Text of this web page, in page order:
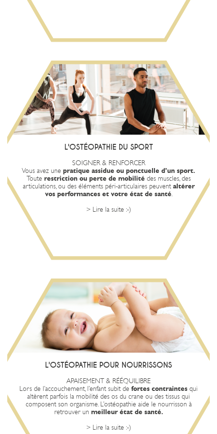
L'OSTÉOPATHIE DU SPORT
SOIGNER & RENFORCER
Vous avez une pratique assidue ou ponctuelle d’un sport.
Toute restriction ou perte de mobilitédes muscles, des
articulations, ou des éléments péri-articulaires peuvent altérer
vos performances et votre état de santé.
> Lire la suite :-)
L'OSTÉOPATHE TRAITE VOS
TRAUMATISMES SPORTIFS
L'ostéopathe vous aide à conserver votre
équilibre corporel
et
améliorer vos performances.
Il restaure la mobilité de vos
systèmes osseux, musculaires et organiques et
pour vous faire retrouver vos pleines capacités.
Il peut également améliorer votre
souplesse
ligamentaire et optimiser vos capacités physiques et respiratoires
pour une
meilleure récupération après l’effort.
Prendre RDV
L'OSTÉOPATHIE POUR NOURRISSONS
APAISEMENT & RÉÉQUILIBRE
Lors de l’accouchement, l’enfant subit de fortes contraintes qui
altèrent parfois la mobilité des os du crane ou des tissus qui
composent son organisme. L’ostéopathie aide le nourrisson à
retrouver un meilleur état de santé.
> Lire la suite :-)
L'OSTÉOPATHE AIDE BÉBÉ À
BIEN DÉMARRER DANS LA VIE
Un examen ostéopathique permet de vérifier
l’équilibre
les systèmes squelettique, musculaire et viscéral de votre enfant.
Les interventions chez le
nourrisson
peuvent
prévenir ou
les plagiocéphalies (aplatissement des os du crane), les
troubles digestifs, les troubles ORL et aideront à améliorer son
sommeil.
Nb : L'ostéopathie ne remplace pas une consultation du pédiatre.
En cas d’inquiétude ou de doute sur l’état de santé de votre enfant
: appelez votre médecin. En cas d’urgence, contactez le 15 ou
présentez vous aux urgences pédiatriques les plus proches.